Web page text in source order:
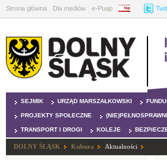
Strona główna Dla mediów e-Puap BIP
SEJMIK URZĄD MARSZAŁKOWSKI
PROJEKTY SPOŁECZNE (NIE)PEŁNOSPRAWNI
TRANSPORT I DROGI KOLEJE
DOLNY ŚLĄSK Kultura Aktualności